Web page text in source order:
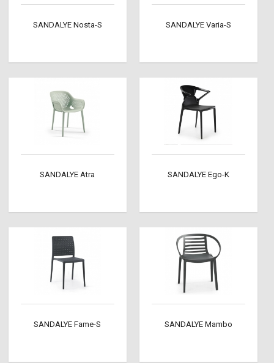
SANDALYE Nosta-S SANDALYE Varia-S
SANDALYE Atra SANDALYE Ego-K
SANDALYE Fame-S SANDALYE Mambo